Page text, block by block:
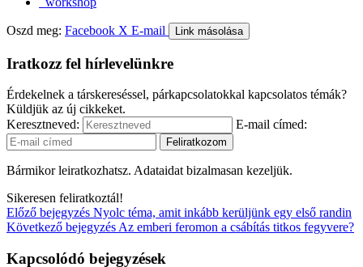
Oszd meg: Facebook X E-mail Link másolása
Iratkozz fel hírlevelünkre
Érdekelnek a társkereséssel, párkapcsolatokkal kapcsolatos témák?
Küldjük az új cikkeket.
Keresztneved:
E-mail címed:
Bármikor leiratkozhatsz. Adataidat bizalmasan kezeljük.
Sikeresen feliratkoztál!
Előző bejegyzés Nyolc téma, amit inkább kerüljünk egy első randin
Következő bejegyzés Az emberi feromon a csábítás titkos fegyvere?
Kapcsolódó bejegyzések